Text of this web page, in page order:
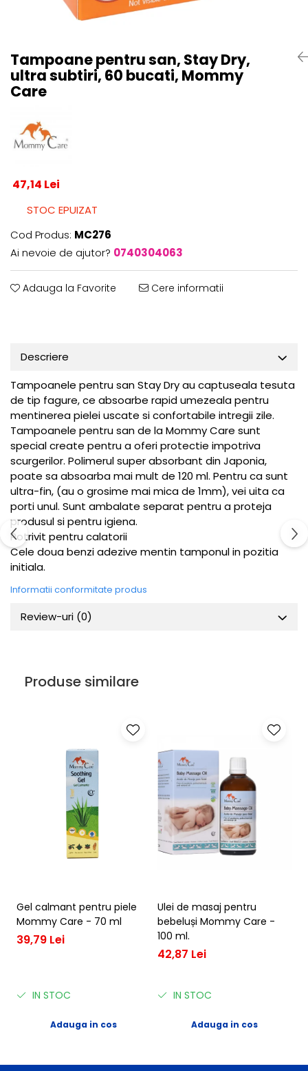
Centre de joaca
Mic dejun
Biscuiti
Amestecuri pentru desert
Faina & Amestecuri
Ingrijire dupa nastere
Hranire
Colectare
Ingrijire
Scutece & Servetele
Tampoane pentru san, Stay Dry,
ultra subtiri, 60 bucati, Mommy
Care
47,14 Lei
STOC EPUIZAT
Cod Produs: MC276
Ai nevoie de ajutor? 0740304063
Adauga la Favorite Cere informatii
Descriere
Tampoanele pentru san Stay Dry au captuseala tesuta
de tip fagure, ce absoarbe rapid umezeala pentru
mentinerea pielei uscate si confortabile intregii zile.
Tampoanele pentru san de la Mommy Care sunt
special create pentru a oferi protectie impotriva
scurgerilor. Polimerul super absorbant din Japonia,
poate sa absoarba mai mult de 120 ml. Pentru ca sunt
ultra-fin, (au o grosime mai mica de 1mm), vei uita ca
porti unul. Sunt ambalate separat pentru a proteja
produsul si pentru igiena.
Potrivit pentru calatorii
Cele doua benzi adezive mentin tamponul in pozitia
initiala.
Informatii conformitate produs
Review-uri (0)
Produse similare
Gel calmant pentru piele
Mommy Care - 70 ml
39,79 Lei
IN STOC
Adauga in cos
Ulei de masaj pentru
bebeluși Mommy Care -
100 ml.
42,87 Lei
IN STOC
Adauga in cos